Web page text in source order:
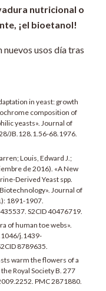
nutricional o
¡el bioetanol!
nuevos usos día tras
in yeast: growth
composition of
yeasts». Journal of
JB.128.1.56-68.1976.
Louis, Edward J.;
de 2016). «A New
Derived Yeast spp.
Journal of
1891-1907.
S2CID 40476719.
of human toe webs».
j.1439-
8789635.
warm the flowers of a
Royal Society B. 277
PMC 2871880.